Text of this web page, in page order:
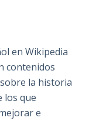
en Wikipedia
contenidos
la historia
los que
e